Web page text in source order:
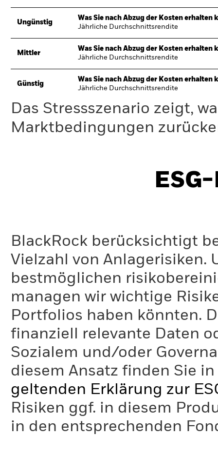
Ungünstig
Was Sie nach Abzug der Kosten erhalten
Jährliche Durchschnittsrendite
Mittler
Was Sie nach Abzug der Kosten erhalten
Jährliche Durchschnittsrendite
Günstig
Was Sie nach Abzug der Kosten erhalten
Jährliche Durchschnittsrendite
Das Stressszenario zeigt,
Marktbedingungen
BlackRock berücksichtigt
Vielzahl von Anlagerisiken.
bestmöglichen
managen wir wichtige
Portfolios haben könnten.
finanziell relevante Daten
Sozialem und/oder
diesem Ansatz finden Sie
geltenden Erklärung zur
Risiken ggf. in diesem
in den entsprechenden